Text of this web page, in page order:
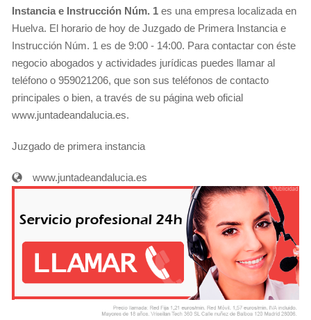
Instancia e Instrucción Núm. 1 es una empresa localizada en
Huelva. El horario de hoy de Juzgado de Primera Instancia e
Instrucción Núm. 1 es de 9:00 - 14:00. Para contactar con éste
negocio abogados y actividades jurídicas puedes llamar al
teléfono o 959021206, que son sus teléfonos de contacto
principales o bien, a través de su página web oficial
www.juntadeandalucia.es.
Juzgado de primera instancia
www.juntadeandalucia.es